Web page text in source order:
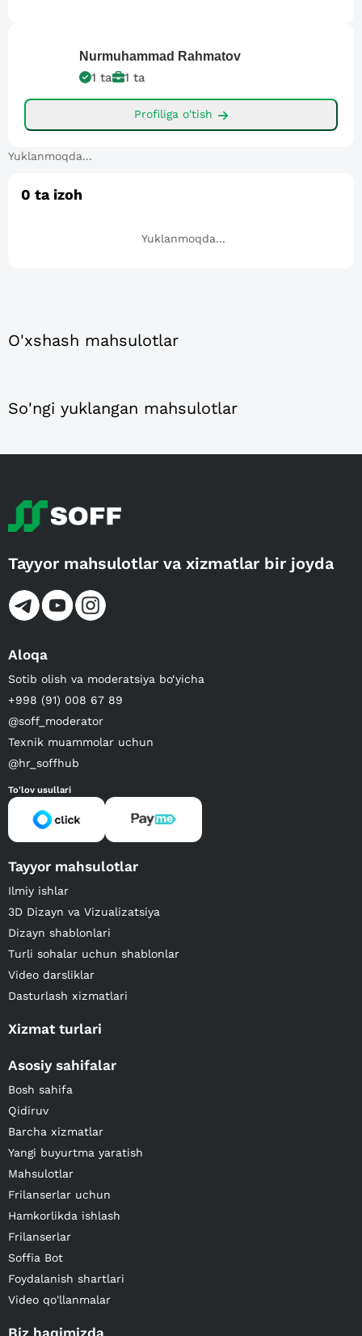
Nurmuhammad Rahmatov
1 ta 1 ta
Profiliga o'tish
Yuklanmoqda...
0 ta izoh
Yuklanmoqda...
O'xshash mahsulotlar
So'ngi yuklangan mahsulotlar
Tayyor mahsulotlar va xizmatlar bir joyda
Aloqa
Sotib olish va moderatsiya bo‘yicha
+998 (91) 008 67 89
@soff_moderator
Texnik muammolar uchun
@hr_soffhub
To'lov usullari
Tayyor mahsulotlar
Ilmiy ishlar
3D Dizayn va Vizualizatsiya
Dizayn shablonlari
Turli sohalar uchun shablonlar
Video darsliklar
Dasturlash xizmatlari
Xizmat turlari
Asosiy sahifalar
Bosh sahifa
Qidiruv
Barcha xizmatlar
Yangi buyurtma yaratish
Mahsulotlar
Frilanserlar uchun
Hamkorlikda ishlash
Frilanserlar
Soffia Bot
Foydalanish shartlari
Video qo'llanmalar